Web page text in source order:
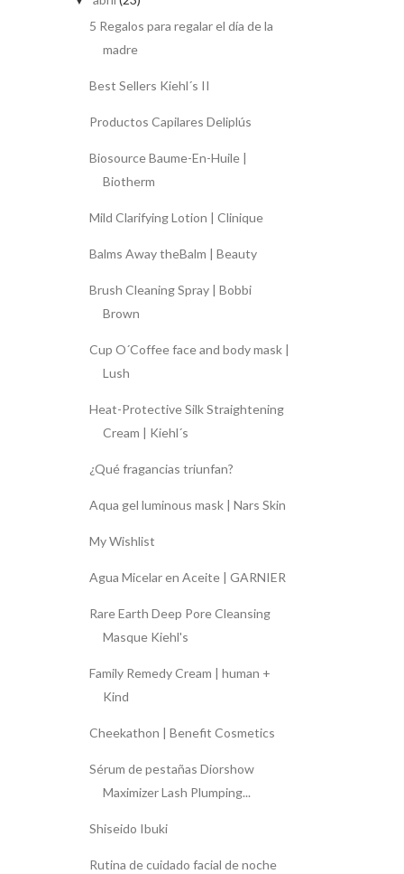
5 Regalos para regalar el día de la
madre
Best Sellers Kiehl´s II
Productos Capilares Deliplús
Biosource Baume-En-Huile |
Biotherm
Mild Clarifying Lotion | Clinique
Balms Away theBalm | Beauty
Brush Cleaning Spray | Bobbi
Brown
Cup O´Coffee face and body mask |
Lush
Heat-Protective Silk Straightening
Cream | Kiehl´s
¿Qué fragancias triunfan?
Aqua gel luminous mask | Nars Skin
My Wishlist
Agua Micelar en Aceite | GARNIER
Rare Earth Deep Pore Cleansing
Masque Kiehl's
Family Remedy Cream | human +
Kind
Cheekathon | Benefit Cosmetics
Sérum de pestañas Diorshow
Maximizer Lash Plumping...
Shiseido Ibuki
Rutina de cuidado facial de noche